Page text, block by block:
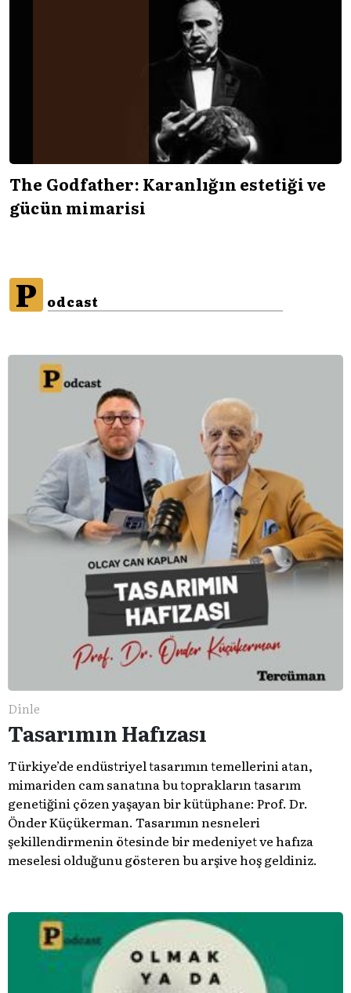
The Godfather: Karanlığın estetiği ve
gücün mimarisi
P odcast
Dinle
Tasarımın Hafızası
Türkiye’de endüstriyel tasarımın temellerini atan,
mimariden cam sanatına bu toprakların tasarım
genetiğini çözen yaşayan bir kütüphane: Prof. Dr.
Önder Küçükerman. ​Tasarımın nesneleri
şekillendirmenin ötesinde bir medeniyet ve hafıza
meselesi olduğunu gösteren bu arşive hoş geldiniz.